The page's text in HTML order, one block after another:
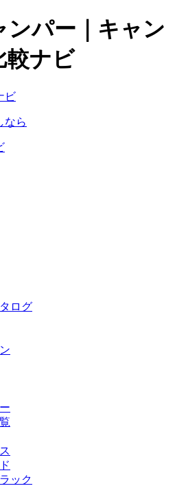
ンパー｜キャン
較ナビ
なら
ログ
ック